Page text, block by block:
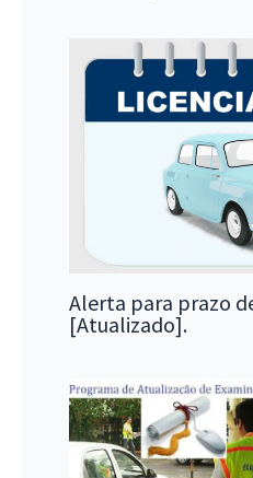
Alerta para prazo
[Atualizado].